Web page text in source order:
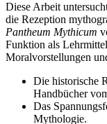
Diese Arbeit
die Rezeption
Pantheum Mythicum
Funktion als
Moralvorstellungen
Die historische
Handbücher
Das
Mythologie.